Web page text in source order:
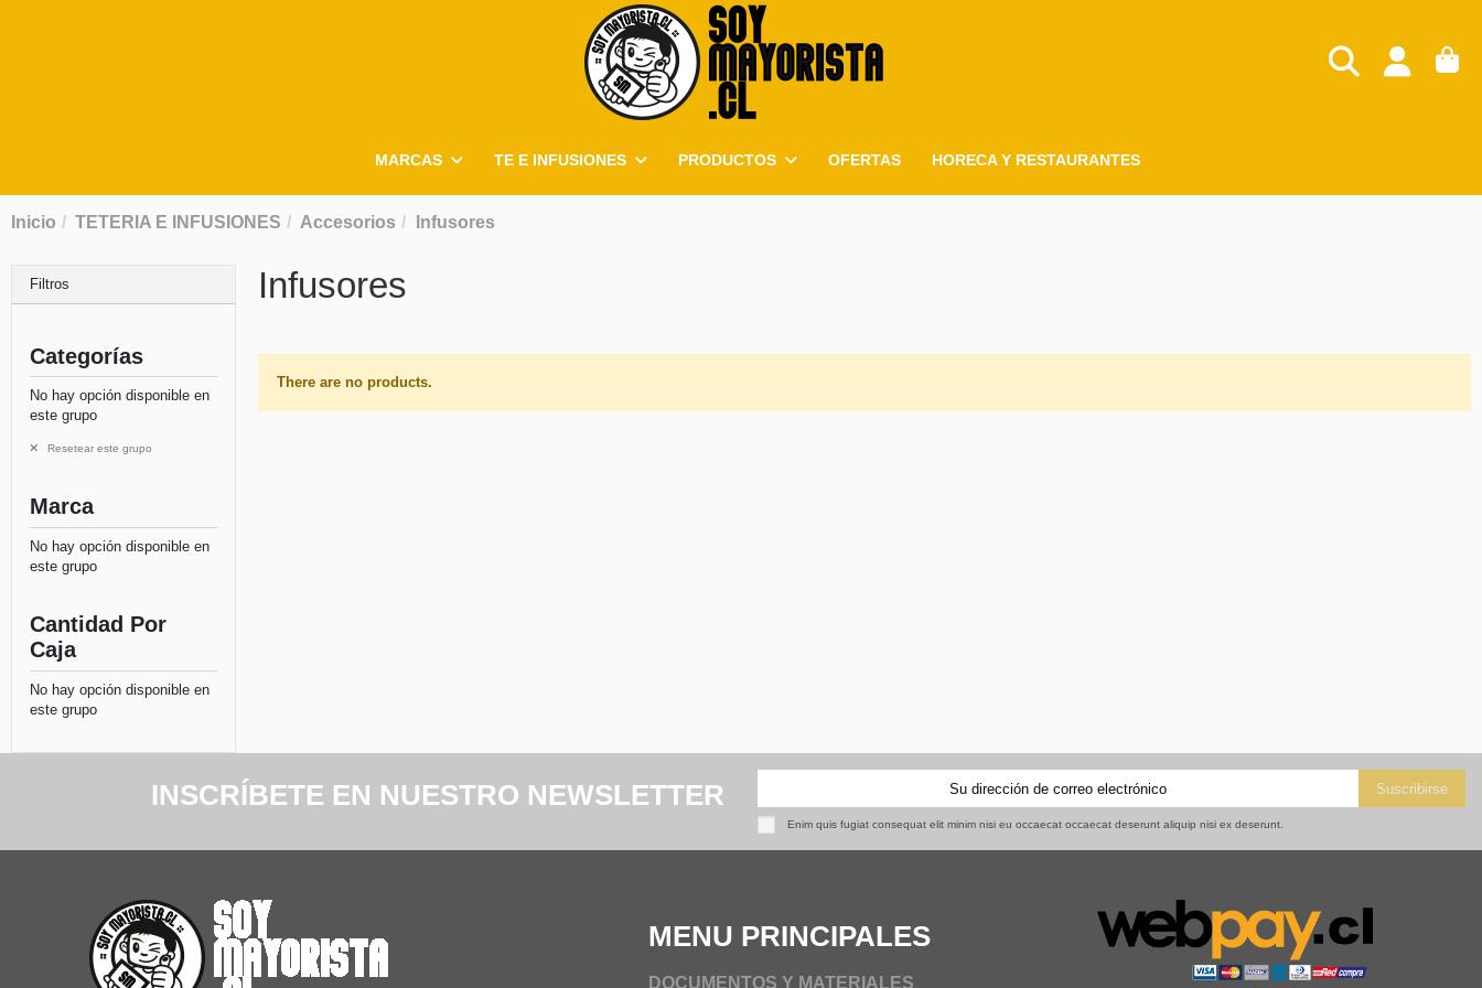
MARCAS TE E INFUSIONES PRODUCTOS OFERTAS HORECA Y RESTAURANTES
Inicio TETERIA E INFUSIONES Accesorios Infusores
Infusores
There are no products.
Filtros
Categorías
No hay opción disponible en
este grupo
Resetear este grupo
Marca
No hay opción disponible en
este grupo
Cantidad Por
Caja
No hay opción disponible en
este grupo
INSCRÍBETE EN NUESTRO NEWSLETTER
Enim quis fugiat consequat elit minim nisi eu occaecat occaecat deserunt aliquip nisi ex deserunt.
MENU PRINCIPALES
DOCUMENTOS Y MATERIALES